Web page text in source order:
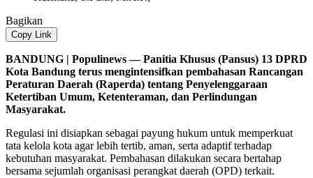
Bagikan
Copy Link
BANDUNG | Populinews — Panitia Khusus (Pansus) 13 DPRD
Kota Bandung terus mengintensifkan pembahasan Rancangan
Peraturan Daerah (Raperda) tentang Penyelenggaraan
Ketertiban Umum, Ketenteraman, dan Perlindungan
Masyarakat.
Regulasi ini disiapkan sebagai payung hukum untuk memperkuat
tata kelola kota agar lebih tertib, aman, serta adaptif terhadap
kebutuhan masyarakat. Pembahasan dilakukan secara bertahap
bersama sejumlah organisasi perangkat daerah (OPD) terkait.